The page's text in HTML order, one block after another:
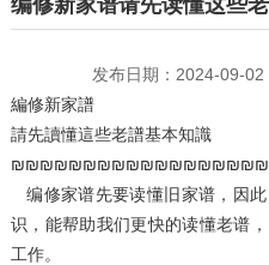
编修新家谱请先读懂这些
发布日期：2024-09-
編修新家譜
請先讀懂這些老譜基本知識
编修家谱先要读懂旧家谱，因
识，能帮助我们更快的读懂老谱
工作。